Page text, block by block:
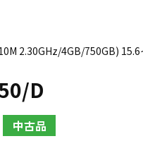
2.30GHz/4GB/750GB)
D
中古品